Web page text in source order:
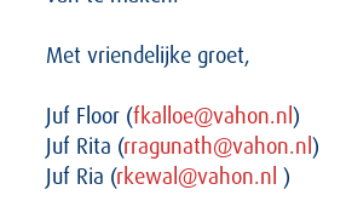
Met vriendelijke groet,
Juf Floor (fkalloe@vahon.nl )
Juf Rita (rragunath@vahon.nl )
Juf Ria (rkewal@vahon.nl )